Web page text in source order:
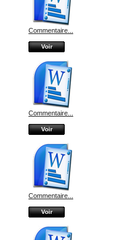
Commentaire...
Voir
Commentaire...
Voir
Commentaire...
Voir